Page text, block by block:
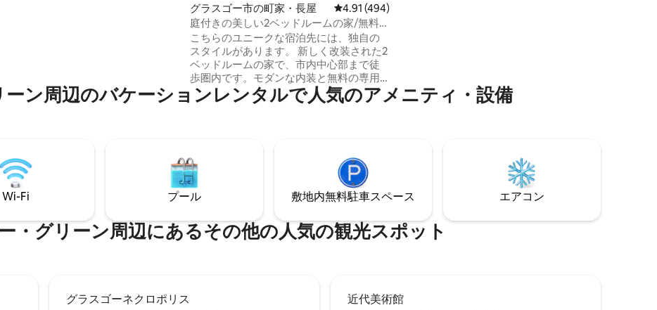
グラスゴー市の町家・長屋 レビュー494件、5つ星中4.91つ星の平均評価
4.91 (494)
庭付きの美しい2ベッドルームの家/無料駐
車場
こちらのユニークな宿泊先には、独自の
スタイルがあります。 新しく改装された2
ベッドルームの家で、市内中心部まで徒
歩圏内です。モダンな内装と無料の専用
駐車場を提供しています。 私たちの家に
は、ダイニングエリアと快適なソファを
座席エリアのある素晴らしいテラス:)すべ
ての家具が新品です。 裏口のすぐ外に無
料の路上駐車スペースがあります。 宿泊
施設内はすべてWi-Fi接続可能です。
ン⁠周⁠辺⁠のバ⁠ケ⁠ー⁠シ⁠ョ⁠ン⁠レ⁠ン⁠タ⁠ル⁠で人⁠気⁠のア⁠メ⁠ニ⁠テ⁠ィ⁠・⁠設⁠備
Wi-Fi プール 敷地内無料駐⁠車ス⁠ペ⁠ー⁠ス エアコン
・グリーン⁠周⁠辺⁠に⁠あ⁠るそ⁠の⁠他⁠の人⁠気⁠の観⁠光⁠ス⁠ポ⁠ッ⁠ト
グラスゴーネクロポリス
近代美術館